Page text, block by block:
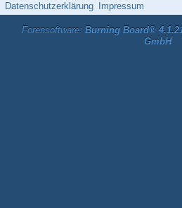
Datenschutzerklärung Impressum
Forensoftware: Burning Board®
GmbH